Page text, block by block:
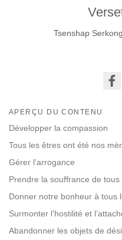
Tsenshap
APERÇU DU CONTENU
Développer la compassion
Tous les êtres ont été nos
Gérer l’arrogance
Prendre la souffrance de
Donner notre bonheur à tous
Surmonter l’hostilité et
Abandonner les objets de